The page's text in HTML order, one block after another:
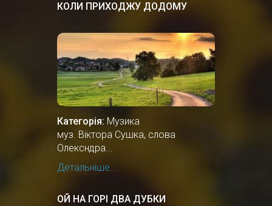
КОЛИ ПРИХОДЖУ ДОДОМУ
Категорія: Музика
муз. Віктора Сушка, слова
Олексндра...
Детальніше...
ОЙ НА ГОРІ ДВА ДУБКИ